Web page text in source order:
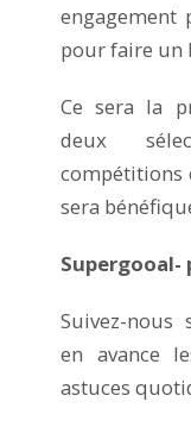
pour faire un
Ce sera la
deux
compétitions
sera
Supergooal-
Suivez-nous
en avance
astuces